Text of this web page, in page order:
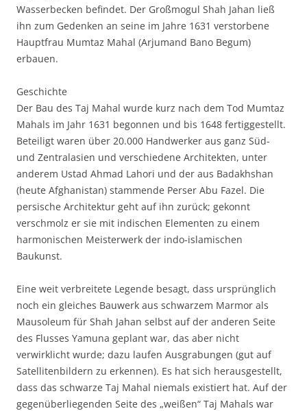
Wasserbecken befindet. Der Großmogul Shah Jahan ließ
ihn zum Gedenken an seine im Jahre 1631 verstorbene
Hauptfrau Mumtaz Mahal (Arjumand Bano Begum)
erbauen.
Geschichte
Der Bau des Taj Mahal wurde kurz nach dem Tod Mumtaz
Mahals im Jahr 1631 begonnen und bis 1648 fertiggestellt.
Beteiligt waren über 20.000 Handwerker aus ganz Süd-
und Zentralasien und verschiedene Architekten, unter
anderem Ustad Ahmad Lahori und der aus Badakhshan
(heute Afghanistan) stammende Perser Abu Fazel. Die
persische Architektur geht auf ihn zurück; gekonnt
verschmolz er sie mit indischen Elementen zu einem
harmonischen Meisterwerk der indo-islamischen
Baukunst.
Eine weit verbreitete Legende besagt, dass ursprünglich
noch ein gleiches Bauwerk aus schwarzem Marmor als
Mausoleum für Shah Jahan selbst auf der anderen Seite
des Flusses Yamuna geplant war, das aber nicht
verwirklicht wurde; dazu laufen Ausgrabungen (gut auf
Satellitenbildern zu erkennen). Es hat sich herausgestellt,
dass das schwarze Taj Mahal niemals existiert hat. Auf der
gegenüberliegenden Seite des „weißen“ Taj Mahals war